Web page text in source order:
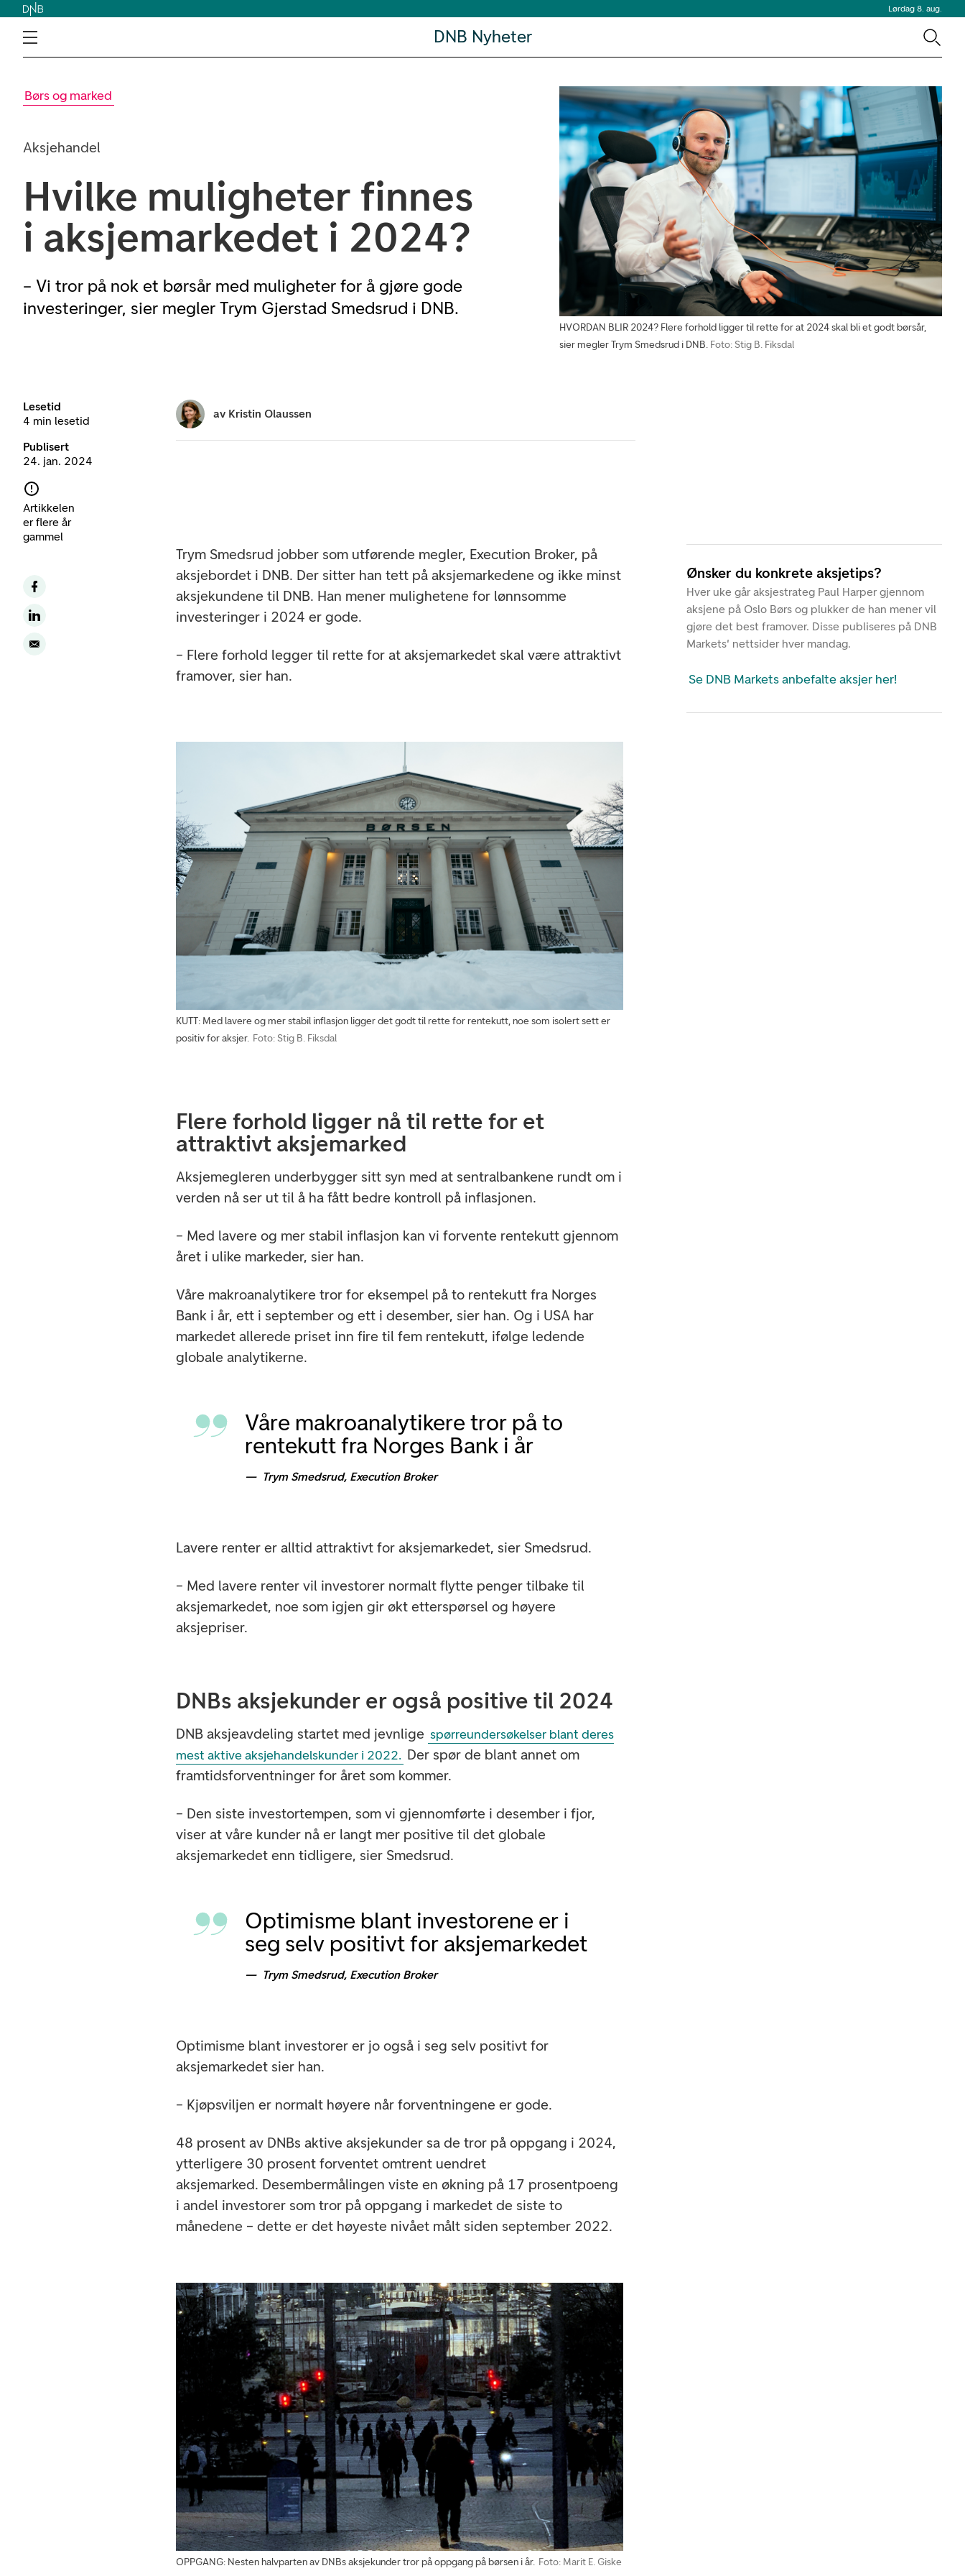
Lørdag 8. aug.
DNB Nyheter
Børs og marked
Aksjehandel
Hvilke muligheter finnes
i aksjemarkedet i 2024?
– Vi tror på nok et børsår med muligheter for å gjøre gode
investeringer, sier megler Trym Gjerstad Smedsrud i DNB.
HVORDAN BLIR 2024? Flere forhold ligger til rette for at 2024 skal bli et godt børsår,
sier megler Trym Smedsrud i DNB. Foto: Stig B. Fiksdal
Lesetid
4 min lesetid
Publisert
24. jan. 2024
Artikkelen
er flere år
gammel
av Kristin Olaussen
Trym Smedsrud jobber som utførende megler, Execution Broker, på
aksjebordet i DNB. Der sitter han tett på aksjemarkedene og ikke minst
aksjekundene til DNB. Han mener mulighetene for lønnsomme
investeringer i 2024 er gode.
– Flere forhold legger til rette for at aksjemarkedet skal være attraktivt
framover, sier han.
Ønsker du konkrete aksjetips?
Hver uke går aksjestrateg Paul Harper gjennom
aksjene på Oslo Børs og plukker de han mener vil
gjøre det best framover. Disse publiseres på DNB
Markets' nettsider hver mandag.
Se DNB Markets anbefalte aksjer her!
KUTT: Med lavere og mer stabil inflasjon ligger det godt til rette for rentekutt, noe som isolert sett er
positiv for aksjer. Foto: Stig B. Fiksdal
Flere forhold ligger nå til rette for et
attraktivt aksjemarked
Aksjemegleren underbygger sitt syn med at sentralbankene rundt om i
verden nå ser ut til å ha fått bedre kontroll på inflasjonen.
– Med lavere og mer stabil inflasjon kan vi forvente rentekutt gjennom
året i ulike markeder, sier han.
Våre makroanalytikere tror for eksempel på to rentekutt fra Norges
Bank i år, ett i september og ett i desember, sier han. Og i USA har
markedet allerede priset inn fire til fem rentekutt, ifølge ledende
globale analytikerne.
Våre makroanalytikere tror på to
rentekutt fra Norges Bank i år
Trym Smedsrud, Execution Broker
Lavere renter er alltid attraktivt for aksjemarkedet, sier Smedsrud.
– Med lavere renter vil investorer normalt flytte penger tilbake til
aksjemarkedet, noe som igjen gir økt etterspørsel og høyere
aksjepriser.
DNBs aksjekunder er også positive til 2024
DNB aksjeavdeling startet med jevnlige spørreundersøkelser blant deres
mest aktive aksjehandelskunder i 2022. Der spør de blant annet om
framtidsforventninger for året som kommer.
– Den siste investortempen, som vi gjennomførte i desember i fjor,
viser at våre kunder nå er langt mer positive til det globale
aksjemarkedet enn tidligere, sier Smedsrud.
Optimisme blant investorene er i
seg selv positivt for aksjemarkedet
Trym Smedsrud, Execution Broker
Optimisme blant investorer er jo også i seg selv positivt for
aksjemarkedet sier han.
– Kjøpsviljen er normalt høyere når forventningene er gode.
48 prosent av DNBs aktive aksjekunder sa de tror på oppgang i 2024,
ytterligere 30 prosent forventet omtrent uendret
aksjemarked. Desembermålingen viste en økning på 17 prosentpoeng
i andel investorer som tror på oppgang i markedet de siste to
månedene – dette er det høyeste nivået målt siden september 2022.
OPPGANG: Nesten halvparten av DNBs aksjekunder tror på oppgang på børsen i år. Foto: Marit E. Giske